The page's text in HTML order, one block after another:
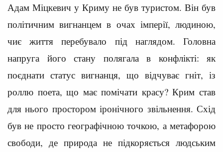
Адам Міцкевич у Криму не був туристом. Він був
політичним вигнанцем в очах імперії, людиною,
чиє життя перебувало під наглядом. Головна
напруга його стану полягала в конфлікті: як
поєднати статус вигнанця, що відчуває гніт, із
роллю поета, що має помічати красу? Крим став
для нього простором іронічного звільнення. Схід
був не просто географічною точкою, а метафорою
свободи, де природа не підкоряється людським